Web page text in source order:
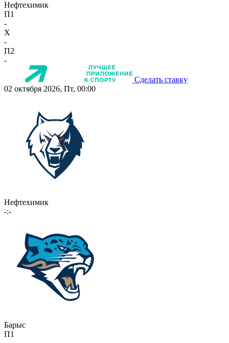
Нефтехимик
П1
-
X
-
П2
-
Сделать ставку
02 октября 2026, Пт, 00:00
Нефтехимик
-:-
Барыс
П1